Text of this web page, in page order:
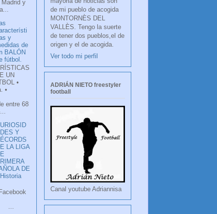
Madrid y
y
de
BALÓN
fútbol.
UN
•
•
entre 68
Y
LA LIGA
DE
de mi pueblo de acogida
MONTORNÈS DEL
VALLÈS. Tengo la suerte
de tener dos pueblos,el de
origen y el de acogida.
Ver todo mi perfil
ADRIÁN NIETO freestyler
football
Canal youtube Adriannisa